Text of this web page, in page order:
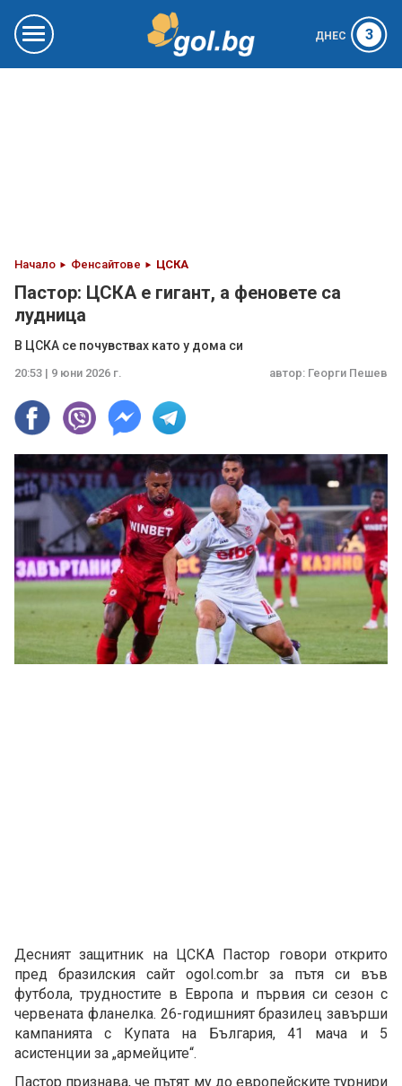
ДНЕС 3
Начало Фенсайтове ЦСКА
Пастор: ЦСКА е гигант, а феновете са
лудница
В ЦСКА се почувствах като у дома си
20:53 | 9 юни 2026 г. автор: Георги Пешев
Десният защитник на ЦСКА Пастор говори открито
пред бразилския сайт ogol.com.br за пътя си във
футбола, трудностите в Европа и първия си сезон с
червената фланелка. 26-годишният бразилец завърши
кампанията с Купата на България, 41 мача и 5
асистенции за „армейците“.
Пастор признава, че пътят му до европейските турнири